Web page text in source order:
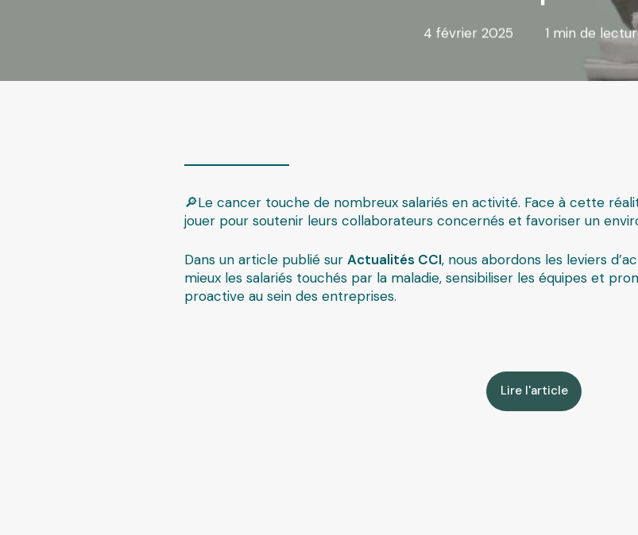
4 février 2025 1 min de
🔎Le cancer touche de nombreux salariés en activité. Face à cette
jouer pour soutenir leurs collaborateurs concernés et favoriser un
Dans un article publié sur Actualités CCI, nous abordons les leviers
mieux les salariés touchés par la maladie, sensibiliser les équipes et
proactive au sein des entreprises.
Lire l'article